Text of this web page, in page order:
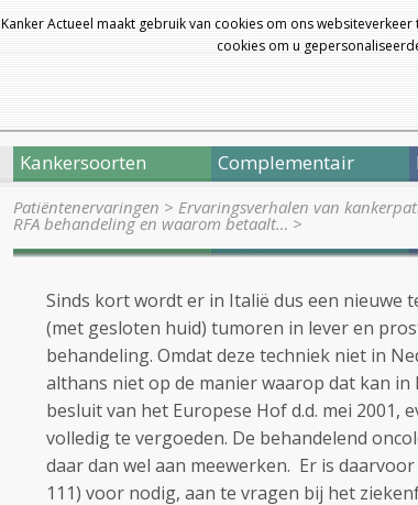
Kanker Actueel maakt gebruik van cookies om ons
cookies om u
Kankersoorten Complementair
Patiëntenervaringen > Ervaringsverhalen van
RFA behandeling en waarom betaalt… >
Sinds kort wordt er in Italië dus een nieuwe
(met gesloten huid) tumoren in lever en
behandeling. Omdat deze techniek niet in
althans niet op de manier waarop dat kan
besluit van het Europese Hof d.d. mei 2001,
volledig te vergoeden. De behandelend
daar dan wel aan meewerken. Er is
111) voor nodig, aan te vragen bij het